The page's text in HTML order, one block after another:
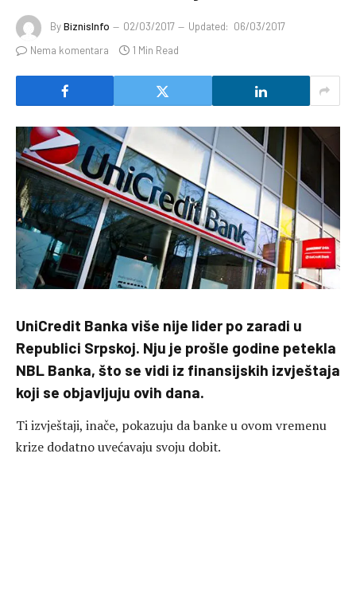
ByBiznisInfo 02/03/2017 Updated: 06/03/2017
Nema komentara
1 Min Read
UniCredit Banka više nije lider po zaradi u
Republici Srpskoj. Nju je prošle godine petekla
NBL Banka, što se vidi iz finansijskih izvještaja
koji se objavljuju ovih dana.
Ti izvještaji, inače, pokazuju da banke u ovom vremenu
krize dodatno uvećavaju svoju dobit.